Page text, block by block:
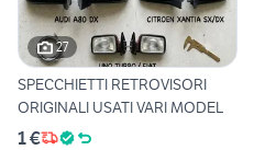
27
SPECCHIETTI RETROVISORI
ORIGINALI USATI VARI MODEL
1 €